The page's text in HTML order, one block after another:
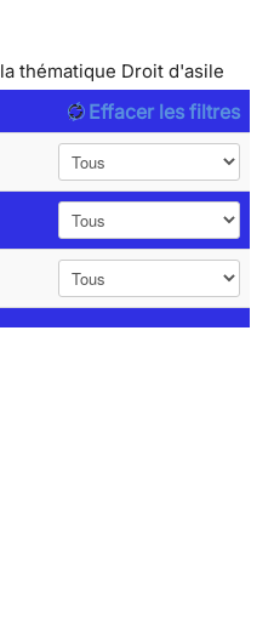
thématique Droit d'asile
Effacer les filtres